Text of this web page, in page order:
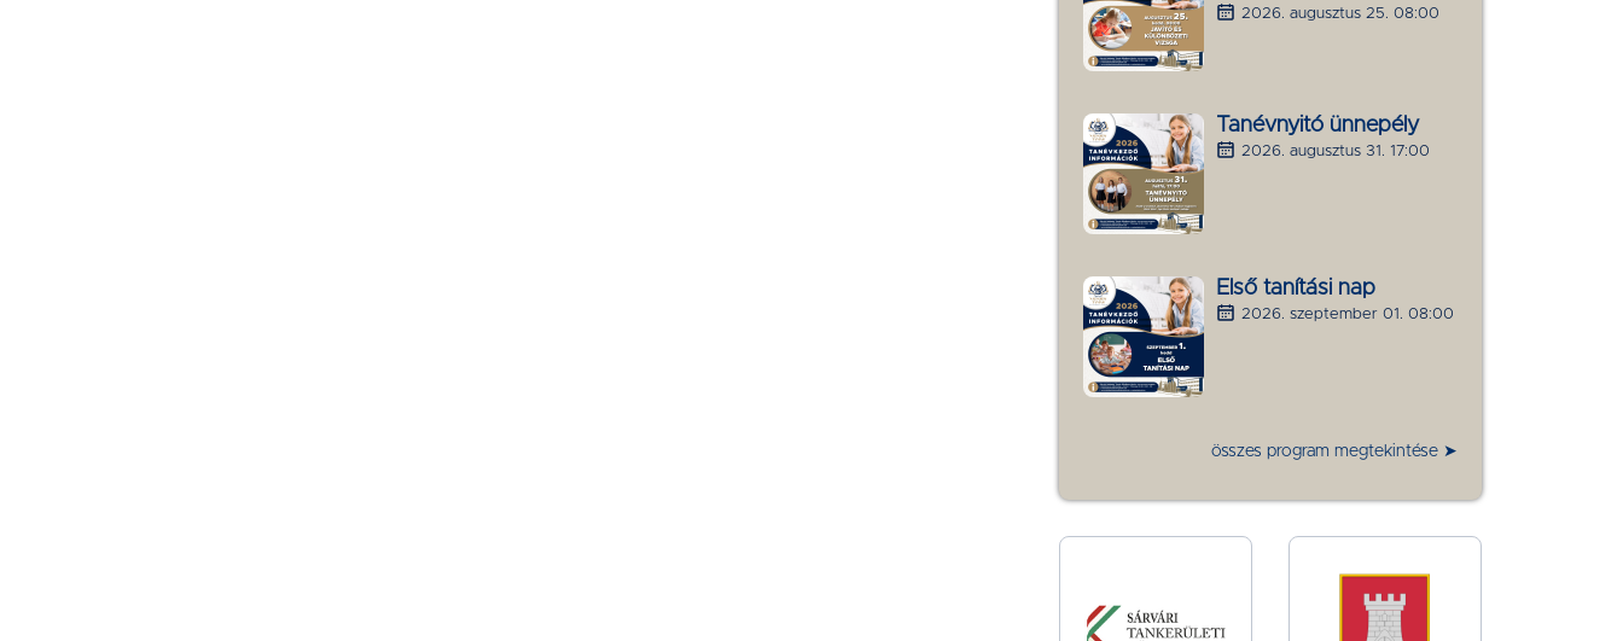
2026. augusztus 25. 08:00
Tanévnyitó ünnepély
2026. augusztus 31. 17:00
Első tanítási nap
2026. szeptember 01. 08:00
összes program megtekintése ➤